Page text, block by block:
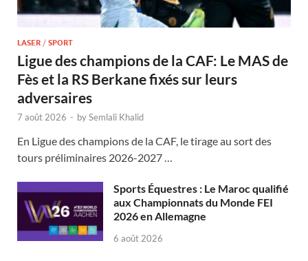
LASER / SPORT
Ligue des champions de la CAF: Le MAS de
Fès et la RS Berkane fixés sur leurs
adversaires
7 août 2026 - bySemlali Khalid
En Ligue des champions de la CAF, le tirage au sort des
tours préliminaires 2026-2027 …
Sports Équestres : Le Maroc qualifié
aux Championnats du Monde FEI
2026 en Allemagne
6 août 2026